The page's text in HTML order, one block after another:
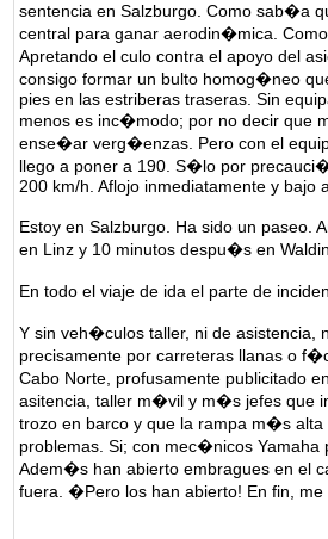
sentencia en Salzburgo. Como sab�a
central para ganar aerodin�mica.
Apretando el culo contra el apoyo del
consigo formar un bulto homog�neo
pies en las estriberas traseras. Sin
menos es inc�modo; por no decir que
ense�ar verg�enzas. Pero con el
llego a poner a 190. S�lo por
200 km/h. Aflojo inmediatamente y bajo
Estoy en Salzburgo. Ha sido un paseo.
en Linz y 10 minutos despu�s en
En todo el viaje de ida el parte de
Y sin veh�culos taller, ni de asistencia,
precisamente por carreteras llanas o
Cabo Norte, profusamente publicitado
asitencia, taller m�vil y m�s jefes que
trozo en barco y que la rampa m�s
problemas. Si; con mec�nicos
Adem�s han abierto embragues en el
fuera. �Pero los han abierto! En fin,